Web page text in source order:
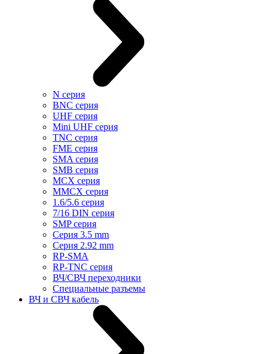
N серия
BNC серия
UHF серия
Mini UHF серия
TNC серия
FME серия
SMA серия
SMB серия
MCX серия
MMCX серия
1.6/5.6 серия
7/16 DIN серия
SMP серия
Cерия 3.5 mm
Серия 2.92 mm
RP-SMA
RP-TNC серия
ВЧ/СВЧ переходники
Специальные разъемы
ВЧ и СВЧ кабель